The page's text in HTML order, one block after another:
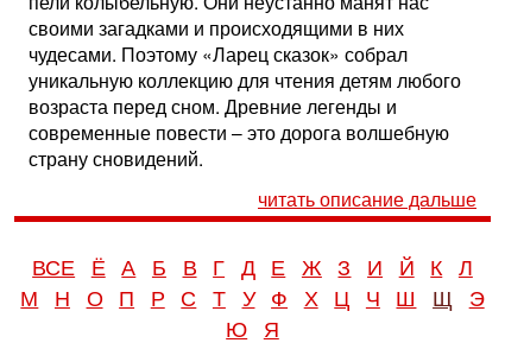
своими загадками и происходящими в них
чудесами. Поэтому «Ларец сказок» собрал
уникальную коллекцию для чтения детям любого
возраста перед сном. Древние легенды и
современные повести – это дорога волшебную
страну сновидений.
читать описание дальше
ВСЕ Ё А Б В Г Д Е Ж З И Й К Л
М
Н О П Р С Т У Ф Х Ц Ч Ш Щ
Э
Ю Я